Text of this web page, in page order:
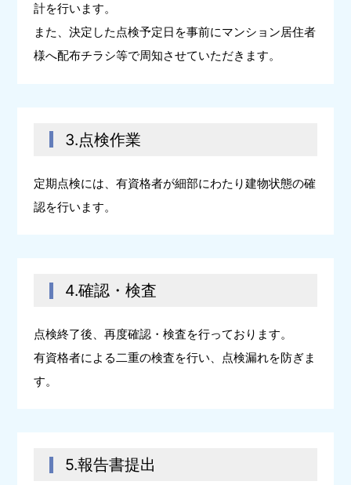
計を行います。
また、決定した点検予定日を事前にマンション居住者
様へ配布チラシ等で周知させていただきます。
3.点検作業
定期点検には、有資格者が細部にわたり建物状態の確
認を行います。
4.確認・検査
点検終了後、再度確認・検査を行っております。
有資格者による二重の検査を行い、点検漏れを防ぎま
す。
5.報告書提出